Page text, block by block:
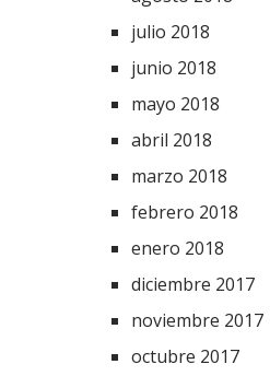
julio 2018
junio 2018
mayo 2018
abril 2018
marzo 2018
febrero 2018
enero 2018
diciembre 2017
noviembre 2017
octubre 2017